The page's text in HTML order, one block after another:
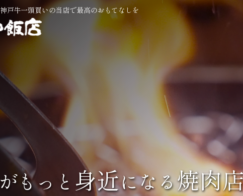
戸牛一頭買いの当店で最高のおもてなしを
がもっと 身近になる焼肉